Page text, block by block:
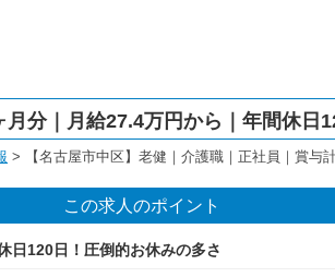
分｜月給27.4万円から｜年間休日
> 【名古屋市中区】老健｜介護職｜正社員｜賞
この求人のポイント
日120日！圧倒的お休みの多さ